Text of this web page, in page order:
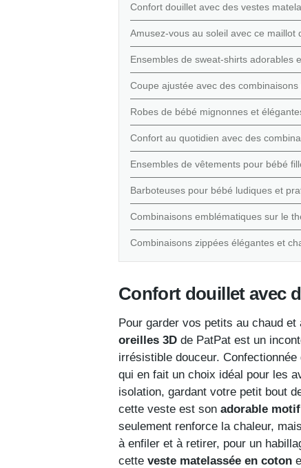
Confort douillet avec des vestes
Amusez-vous au soleil avec ce maillot
Ensembles de sweat-shirts adorables
Coupe ajustée avec des combinaisons
Robes de bébé mignonnes et
Confort au quotidien avec des
Ensembles de vêtements pour bébé
Barboteuses pour bébé ludiques et
Combinaisons emblématiques sur le
Combinaisons zippées élégantes et
Confort douillet avec
Pour garder vos petits au chaud
oreilles 3D de PatPat est un
irrésistible douceur. Confectionnée
qui en fait un choix idéal pour les
isolation, gardant votre petit bout
cette veste est son adorable
seulement renforce la chaleur,
à enfiler et à retirer, pour un
cette veste matelassée en coton